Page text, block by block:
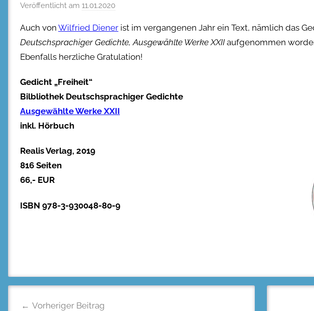
Veröffentlicht am 11.01.2020
Auch von Wilfried Diener ist im vergangenen Jahr ein Text, nämlich das
Deutschsprachiger Gedichte, Ausgewählte Werke XXII aufgenommen
Ebenfalls herzliche Gratulation!
Gedicht „Freiheit“
Bilbliothek Deutschsprachiger Gedichte
Ausgewählte Werke XXII
inkl. Hörbuch
Realis Verlag, 2019
816 Seiten
66,- EUR
ISBN 978-3-930048-80-9
Vorheriger Beitrag